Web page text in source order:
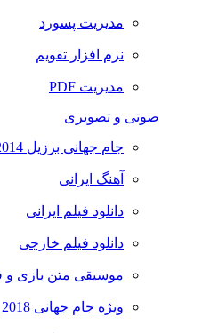
مدیریت پسورد
نرم افزار تقویم
مدیریت PDF
صوتی و تصویری
جام جهانی برزیل 2014
آهنگ ایرانی
دانلود فیلم ایرانی
دانلود فیلم خارجی
موسیقی متن بازی و
ویژه جام جهانی 2018 روسیه